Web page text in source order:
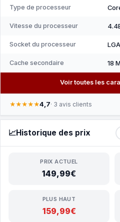
Type de processeur
Vitesse du processeur
Socket du processeur
Cache secondaire 18
Voir toutes les
★★★★★4,7· 3 avis clients
📈Historique des prix
PRIX ACTUEL
149,99€
PLUS HAUT
159,99€